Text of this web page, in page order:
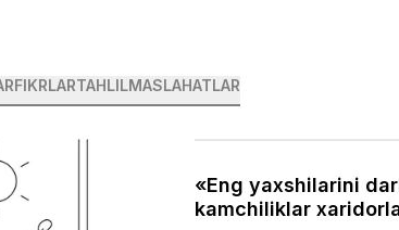
FIKRLARTAHLILMASLAHATLAR
«Eng yaxshilarini
kamchiliklar